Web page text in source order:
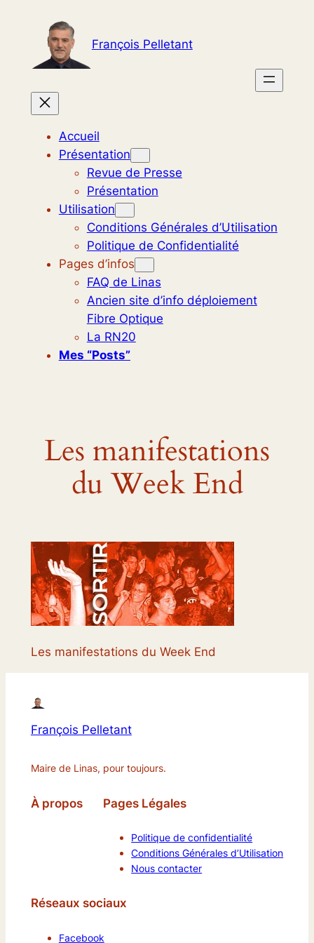
contenu
François Pelletant
Accueil
Présentation
Revue de Presse
Présentation
Utilisation
Conditions Générales d’Utilisation
Politique de Confidentialité
Pages d’infos
FAQ de Linas
Ancien site d’info déploiement
Fibre Optique
La RN20
Mes “posts”
Les manifestations
du Week End
Les manifestations du Week End
François Pelletant
Maire de Linas, pour toujours.
À propos Pages Légales
Politique de confidentialité
Conditions Générales d’Utilisation
Nous contacter
Réseaux sociaux
Facebook